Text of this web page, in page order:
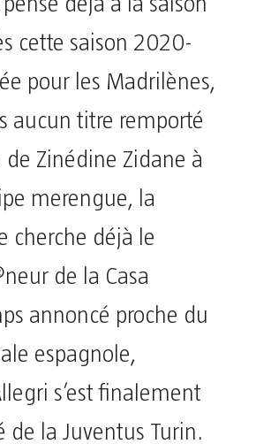
cette saison 2020-
pour les Madrilènes,
aucun titre remporté
Zinédine Zidane à
merengue, la
cherche déjà le
de la Casa
annoncé proche du
espagnole,
s’est finalement
de la Juventus Turin.